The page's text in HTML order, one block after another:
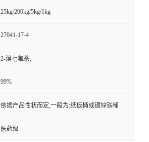
25kg/200kg/5kg/1kg
27041-17-4
2-溴七氟萘;
99%
依据产品性状而定,一般为:纸板桶或镀锌铁桶
医药级